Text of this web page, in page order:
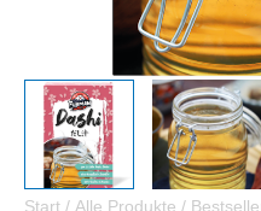
Start / Alle Produkte /